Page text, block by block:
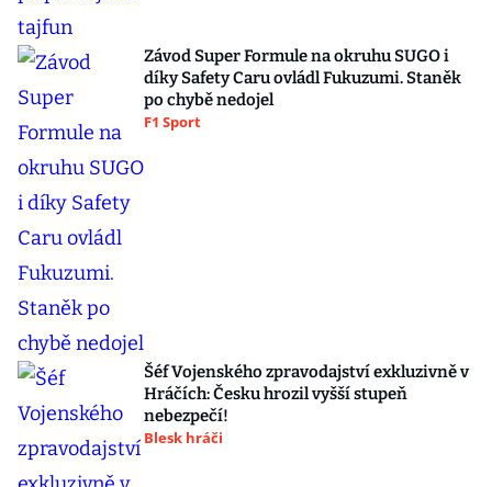
Závod Super Formule na okruhu SUGO i
díky Safety Caru ovládl Fukuzumi. Staněk
po chybě nedojel
F1 Sport
Šéf Vojenského zpravodajství exkluzivně v
Hráčích: Česku hrozil vyšší stupeň
nebezpečí!
Blesk hráči